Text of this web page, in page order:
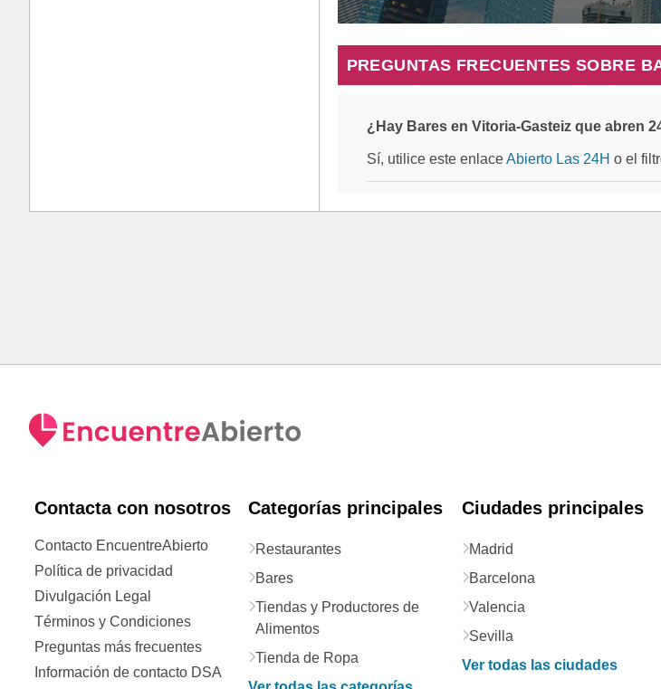
PREGUNTAS FRECUENTES SOBRE
¿Hay Bares en Vitoria-Gasteiz que abren
Sí, utilice este enlace Abierto Las 24H o el
Contacta con nosotros
Contacto EncuentreAbierto
Política de privacidad
Divulgación Legal
Términos y Condiciones
Preguntas más frecuentes
Información de contacto DSA
Categorías principales
Restaurantes
Bares
Tiendas y Productores de
Alimentos
Tienda de Ropa
Ciudades principales
Madrid
Barcelona
Valencia
Sevilla
Ver todas las ciudades